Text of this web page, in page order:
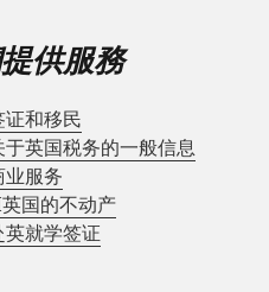
供服務
证和移民
于英国税务的一般信息
业服务
国的不动产
英就学签证